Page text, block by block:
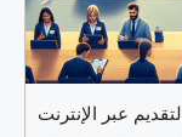
عبر الإنترنت